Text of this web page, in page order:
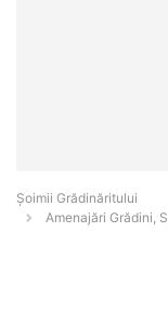
Șoimii Grădinăritului
Amenajări Grădini,